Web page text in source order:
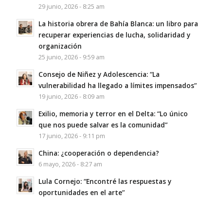
29 junio, 2026 - 8:25 am
La historia obrera de Bahía Blanca: un libro para
recuperar experiencias de lucha, solidaridad y
organización
25 junio, 2026 - 9:59 am
Consejo de Niñez y Adolescencia: “La
vulnerabilidad ha llegado a límites impensados”
19 junio, 2026 - 8:09 am
Exilio, memoria y terror en el Delta: “Lo único
que nos puede salvar es la comunidad”
17 junio, 2026 - 9:11 pm
China: ¿cooperación o dependencia?
6 mayo, 2026 - 8:27 am
Lula Cornejo: “Encontré las respuestas y
oportunidades en el arte”